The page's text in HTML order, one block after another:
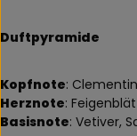
Duftpyramide
Kopfnote:
Herznote:
Basisnote: Vetiver,